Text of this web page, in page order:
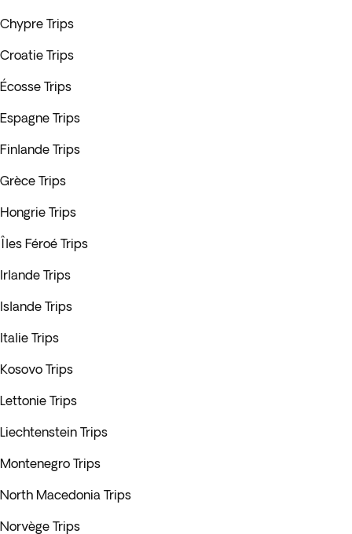
Chypre Trips
Croatie Trips
Écosse Trips
Espagne Trips
Finlande Trips
Grèce Trips
Hongrie Trips
Îles Féroé Trips
Irlande Trips
Islande Trips
Italie Trips
Kosovo Trips
Lettonie Trips
Liechtenstein Trips
Montenegro Trips
North Macedonia Trips
Norvège Trips